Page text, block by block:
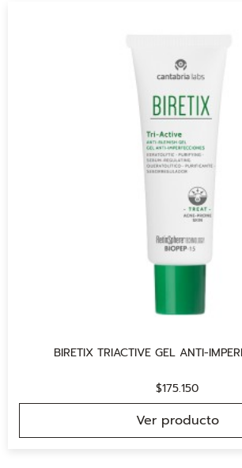
BIRETIX TRIACTIVE GEL ANTI-
$175.150
Ver producto